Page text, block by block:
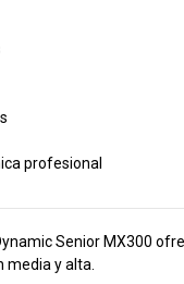
profesional
Senior MX300
y alta.